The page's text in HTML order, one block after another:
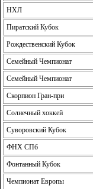
НХЛ
Пиратский Кубок
Рождественский Кубок
Семейный Чемпионат
Семейный Чемпионат
Скорпион Гран-при
Солнечный хоккей
Суворовский Кубок
ФНХ СПб
Фонтанный Кубок
Чемпионат Европы